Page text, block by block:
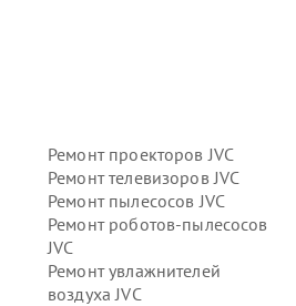
Ремонт проекторов JVC
Ремонт телевизоров JVC
Ремонт пылесосов JVC
Ремонт роботов-пылесосов
JVC
Ремонт увлажнителей
воздуха JVC